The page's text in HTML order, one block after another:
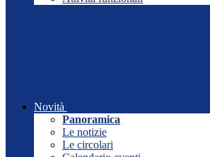
Novità
Panoramica
Le notizie
Le circolari